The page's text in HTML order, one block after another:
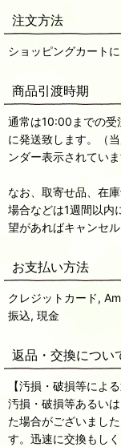
注文方法
ショッピングカート
商品引渡時期
通常は10:00までの受
に発送致します。（
ンダー表示されてい
なお、取寄せ品、在
場合などは1週間以内
望があればキャンセ
お支払い方法
クレジットカード,
振込, 現金
返品・交換につい
【汚損・破損等によ
汚損・破損等あるい
た場合がございまし
す。迅速に交換もし